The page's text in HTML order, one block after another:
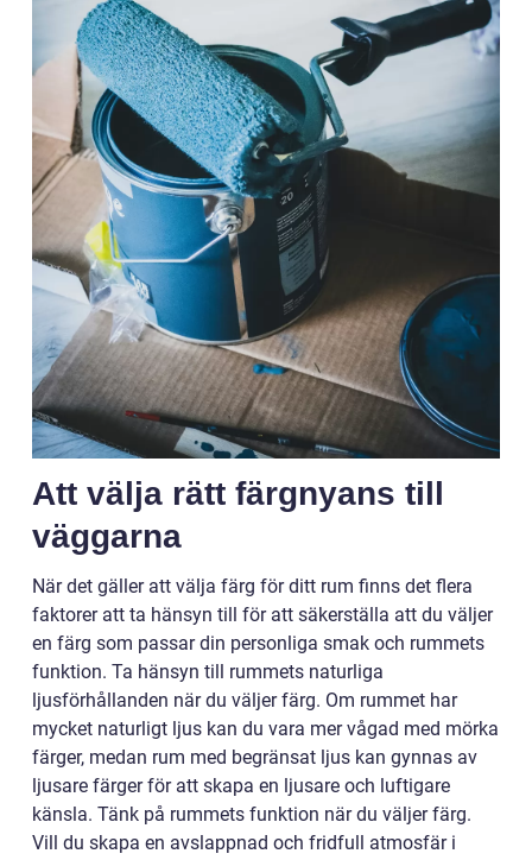
Att välja rätt färgnyans till
väggarna
När det gäller att välja färg för ditt rum finns det flera
faktorer att ta hänsyn till för att säkerställa att du väljer
en färg som passar din personliga smak och rummets
funktion. Ta hänsyn till rummets naturliga
ljusförhållanden när du väljer färg. Om rummet har
mycket naturligt ljus kan du vara mer vågad med mörka
färger, medan rum med begränsat ljus kan gynnas av
ljusare färger för att skapa en ljusare och luftigare
känsla. Tänk på rummets funktion när du väljer färg.
Vill du skapa en avslappnad och fridfull atmosfär i